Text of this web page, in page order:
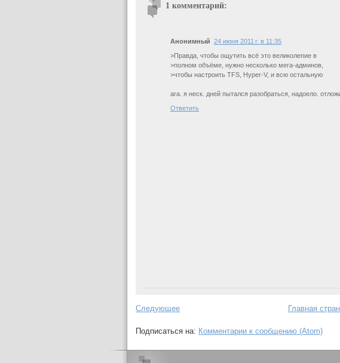
1 комментарий:
Анонимный 24 июня 2011 г. в 11:35
>Правда, чтобы ощутить всё это великолепие в
>полном объёме, нужно несколько мега-админов,
>чтобы настроить TFS, Hyper-V, и всю остальную
ага. я неск. дней пытался разобраться, надоело.
Ответить
Следующее Главная
Подписаться на: Комментарии к сообщению (Atom)